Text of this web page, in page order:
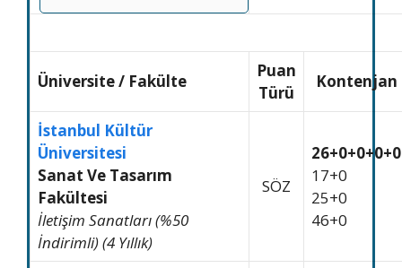
Üniversite/ Fakülte
Puan
Türü
Kontenjan
İstanbul Kültür
Üniversitesi
Sanat Ve Tasarım
Fakültesi
İletişim Sanatları (%50
İndirimli) (4 Yıllık)
SÖZ
26+0+0+0+0
17+0
25+0
46+0